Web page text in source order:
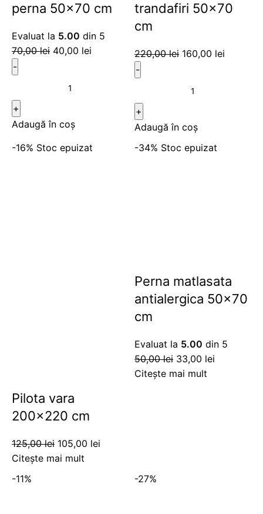
perna 50×70 cm
Evaluat la 5.00 din 5
70,00lei 40,00 lei
Adaugă în coș
trandafiri 50×70
cm
220,00lei 160,00 lei
Adaugă în coș
-16% Stoc epuizat
Pilota vara
200×220 cm
125,00lei 105,00 lei
Citește mai mult
-34% Stoc epuizat
Perna matlasata
antialergica 50×70
cm
Evaluat la 5.00 din 5
50,00lei 33,00 lei
Citește mai mult
-11% -27%